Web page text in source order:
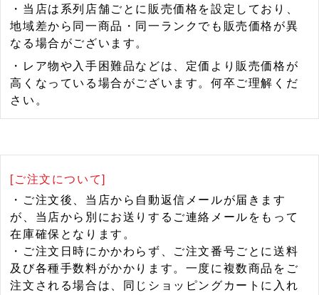
・当店は系列店舗ごとに販売価格を設定しており、
地域差から同一商品・同一ランクでも販売価格が異
なる場合がございます。
・レア物や入手困難品などは、定価より販売価格が
高くなっている場合がございます。何卒ご理解くだ
さい。
[ご注文について]
・ご注文後、当店から自動返信メールが届きます
が、当店から別にお送りするご連絡メールをもって
在庫確保となります。
・ご注文日時にかかわらず、ご注文番号ごとに送料
及び各種手数料がかかります。一度に複数商品をご
注文される場合は、同じショッピングカートに入れ